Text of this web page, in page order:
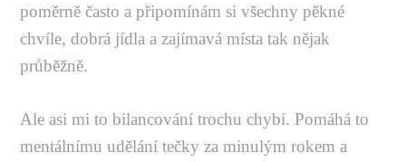
poměrně často a připomínám si všechny pěkné
chvíle, dobrá jídla a zajímavá místa tak nějak
průběžně.
Ale asi mi to bilancování trochu chybí. Pomáhá to
mentálnímu udělání tečky za minulým rokem a